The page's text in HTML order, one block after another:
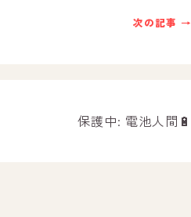
次の記事 →
保護中: 電池人間🔋